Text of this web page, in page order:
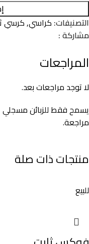
التصنيفات: كراسي,كرسي
مشاركة :
المراجعات
لا توجد مراجعات بعد.
يسمح فقط للزبائن مسجلي
مراجعة.
منتجات ذات صلة
للبيع